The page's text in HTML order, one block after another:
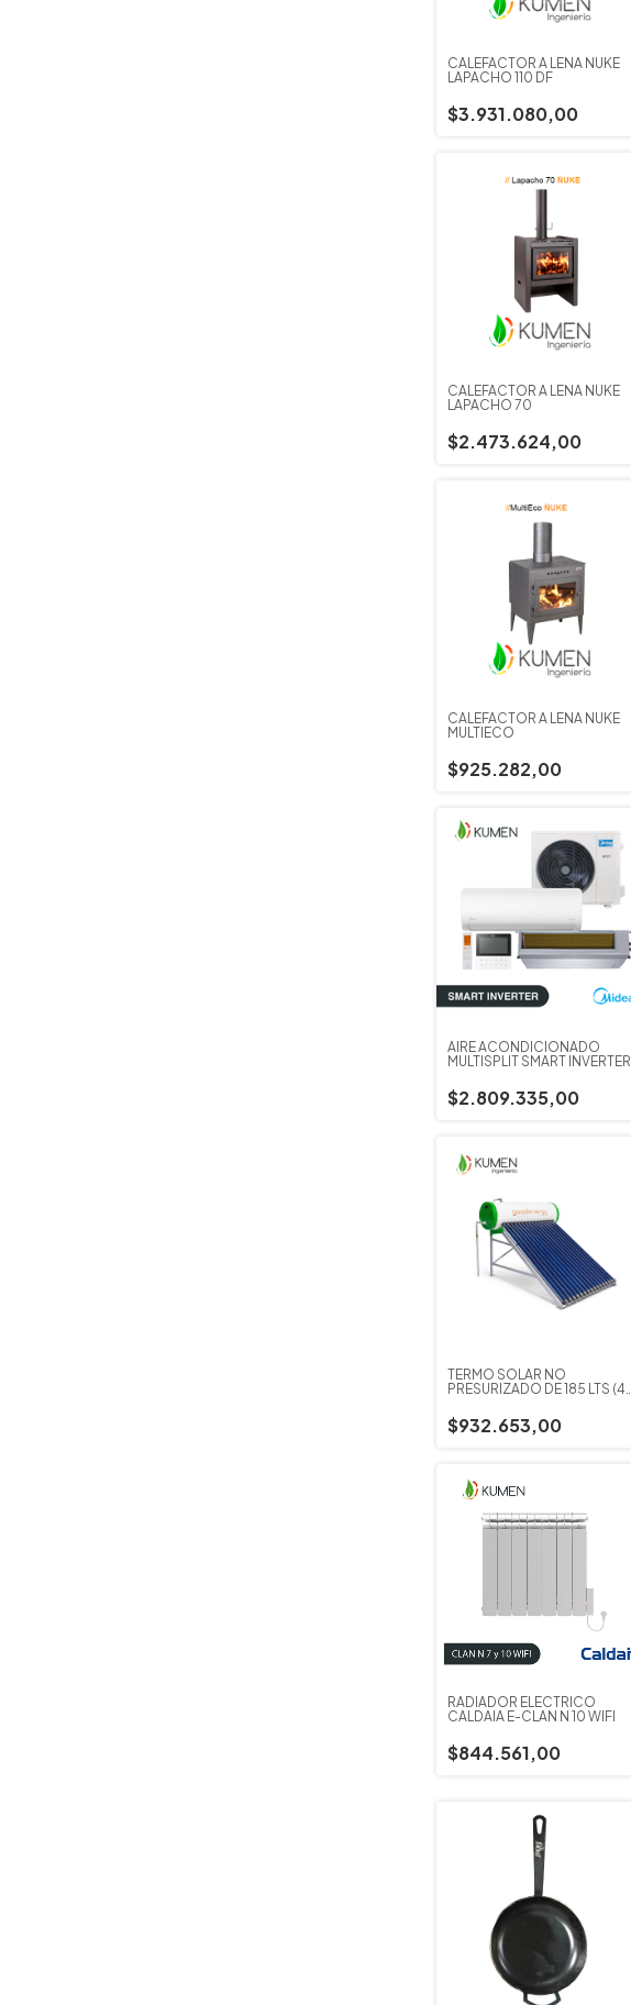
CALEFACTOR A LEÑA ÑUKE
LAPACHO 110 DF
$3.931.080,00
CALEFACTOR A LEÑA ÑUKE
LAPACHO 70
$2.473.624,00
CALEFACTOR A LEÑA ÑUKE
MULTIECO
$925.282,00
AIRE ACONDICIONADO
MULTISPLIT SMART INVERTER
10.550 W
$2.809.335,00
TERMO SOLAR NO
PRESURIZADO DE 185 LTS (4
$932.653,00
RADIADOR ELECTRICO
CALDAIA E-CLAN N 10 WIFI
$844.561,00